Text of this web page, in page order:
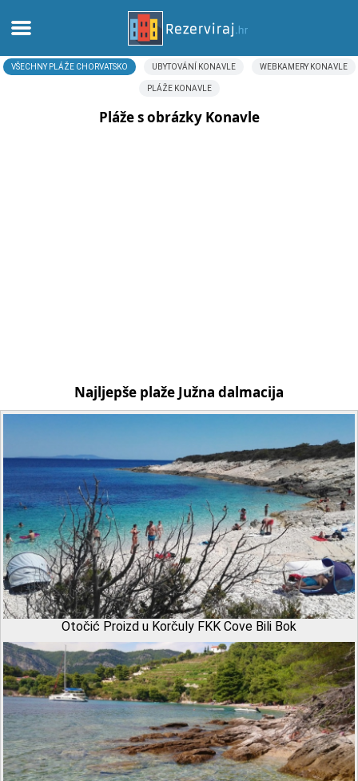
Domů
VŠECHNY PLÁŽE CHORVATSKO UBYTOVÁNÍ KONAVLE WEBKAMERY KONAVLE
PLÁŽE KONAVLE
Pláže s obrázky Konavle
Najljepše plaže Južna dalmacija
Otočić Proizd u Korčuly FKK Cove Bili Bok